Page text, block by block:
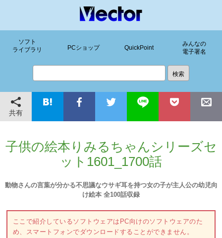
ソフト
ライブラリ
PCショップ QuickPoint
みんなの
電子署名
共有
子供の絵本りみるちゃんシリーズセ
ット1601_1700話
動物さんの言葉が分かる不思議なウサギ耳を持つ女の子が主人公の幼児向
け絵本 全100話収録
ここで紹介しているソフトウェアはPC向けのソフトウェアのた
め、スマートフォンでダウンロードすることができません。